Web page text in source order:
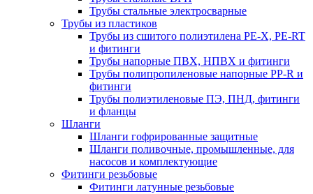
Трубы стальные электросварные
Трубы из пластиков
Трубы из сшитого полиэтилена PE-X, PE-RT
и фитинги
Трубы напорные ПВХ, НПВХ и фитинги
Трубы полипропиленовые напорные PP-R и
фитинги
Трубы полиэтиленовые ПЭ, ПНД, фитинги
и фланцы
Шланги
Шланги гофрированные защитные
Шланги поливочные, промышленные, для
насосов и комплектующие
Фитинги резьбовые
Фитинги латунные резьбовые